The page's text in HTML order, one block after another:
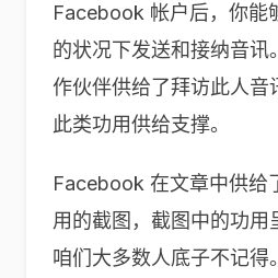
Facebook 帐户后，你能
的状况下发送和接纳音讯
作伙伴供给了拜访此人音
此类功用供给支撑。
Facebook 在文章中供给
用的截图，截图中的功用
咱们大多数人底子不记